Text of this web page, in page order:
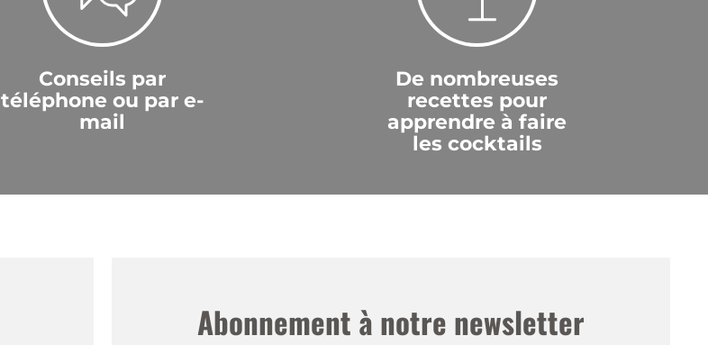
Conseils par
téléphone ou par e-
mail
De nombreuses
recettes pour
apprendre à faire
les cocktails
Abonnement à notre newsletter